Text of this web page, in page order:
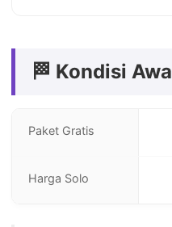
🏁 Kondisi
Paket Gratis
Harga Solo